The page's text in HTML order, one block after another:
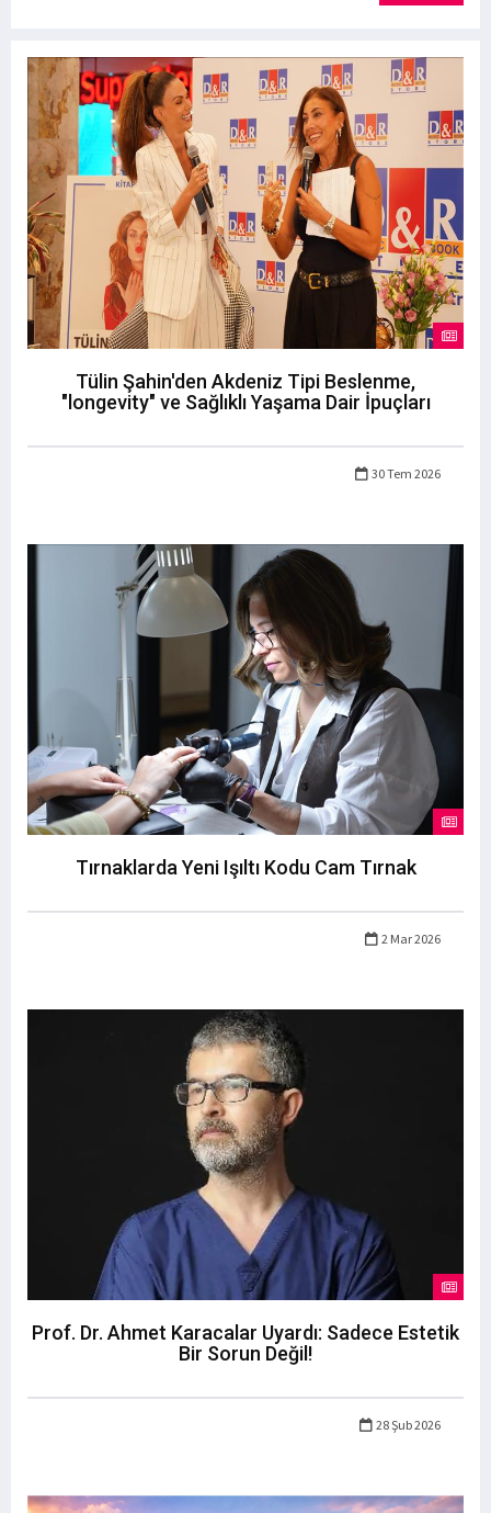
Tülin Şahin'den Akdeniz Tipi Beslenme,
"longevity" ve Sağlıklı Yaşama Dair İpuçları
30 Tem 2026
Tırnaklarda Yeni Işıltı Kodu Cam Tırnak
2 Mar 2026
Prof. Dr. Ahmet Karacalar Uyardı: Sadece Estetik
Bir Sorun Değil!
28 Şub 2026